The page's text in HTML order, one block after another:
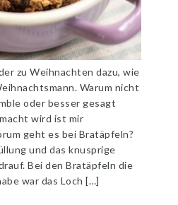
zu Weihnachten dazu, wie
Warum nicht
oder besser gesagt
wird ist mir
geht es bei Bratäpfeln?
und das knusprige
Bei den Bratäpfeln die
war das Loch […]